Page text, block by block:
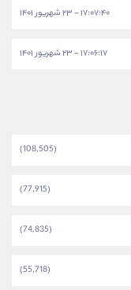
۱۷:۰۷:۴۰ - ۲۳ شهریور ۱۴۰۱
۱۷:۰۶:۱۷ - ۲۳ شهریور ۱۴۰۱
(108,505)
(77,915)
(74,835)
(55,718)